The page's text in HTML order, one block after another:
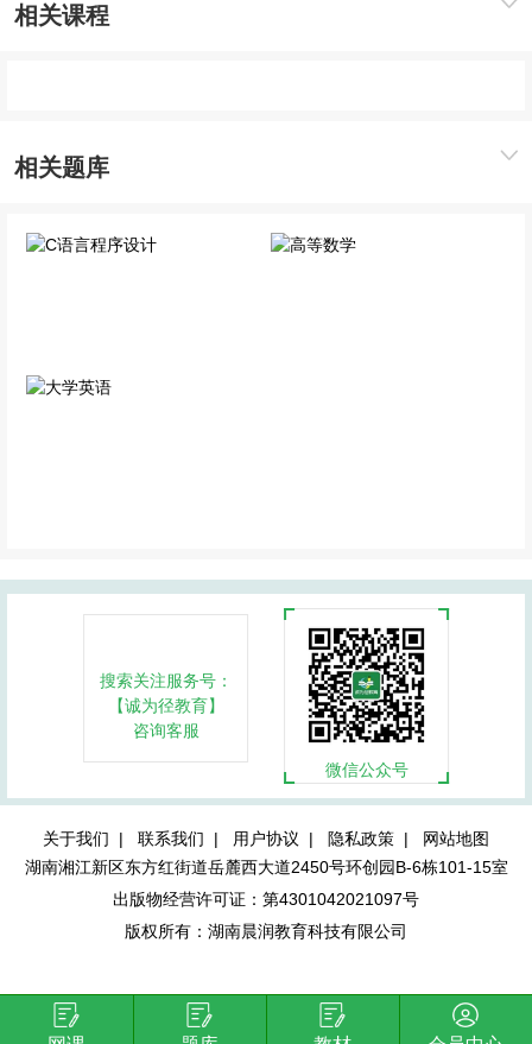
相关课程
相关题库
搜索关注服务号：
【诚为径教育】
咨询客服
微信公众号
关于我们 | 联系我们 | 用户协议 | 隐私政策 |
网站地图
湖南湘江新区东方红街道岳麓西大道2450号环创园B-6栋101-15室
出版物经营许可证：第4301042021097号
版权所有：湖南晨润教育科技有限公司